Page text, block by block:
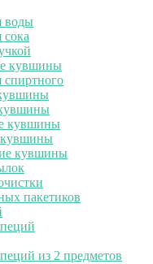
воды
кувшины
кувшины
кувшины
пакетиков
из 2 предметов